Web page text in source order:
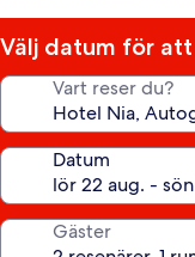
Välj datum för
Vart reser du?
Datum
Gäster